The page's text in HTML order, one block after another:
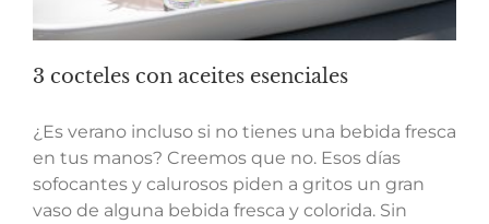
3 cocteles con aceites esenciales
¿Es verano incluso si no tienes una bebida fresca
en tus manos? Creemos que no. Esos días
sofocantes y calurosos piden a gritos un gran
vaso de alguna bebida fresca y colorida. Sin